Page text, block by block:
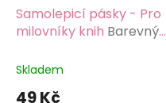
Samolepicí pásky - Pro
milovníky knih Barevný
papír 135g/m2
Skladem
49 Kč